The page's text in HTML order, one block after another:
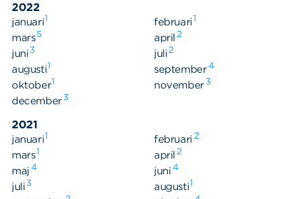
2022
januari1 februari1
mars5 april 2
juni3 juli2
augusti1 september4
oktober1 november3
december3
2021
januari1 februari 2
mars1 april 2
maj 4 juni 4
juli3 augusti1